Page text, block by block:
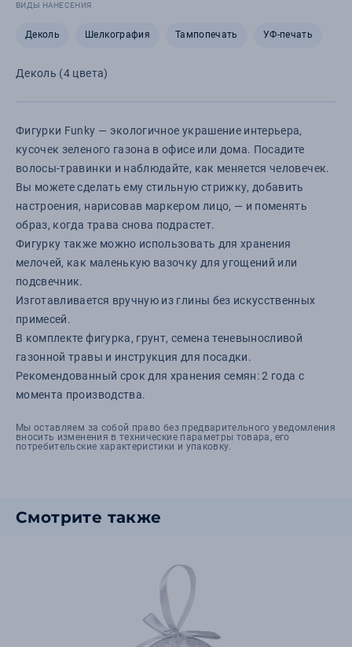
ВИДЫ НАНЕСЕНИЯ
Деколь Шелкография Тампопечать УФ-печать
Деколь (4 цвета)
Фигурки Funky — экологичное украшение интерьера,
кусочек зеленого газона в офисе или дома. Посадите
волосы-травинки и наблюдайте, как меняется человечек.
Вы можете сделать ему стильную стрижку, добавить
настроения, нарисовав маркером лицо, — и поменять
образ, когда трава снова подрастет.
Фигурку также можно использовать для хранения
мелочей, как маленькую вазочку для угощений или
подсвечник.
Изготавливается вручную из глины без искусственных
примесей.
В комплекте фигурка, грунт, семена теневыносливой
газонной травы и инструкция для посадки.
Рекомендованный срок для хранения семян: 2 года с
момента производства.
Мы оставляем за собой право без предварительного уведомления
вносить изменения в технические параметры товара, его
потребительские характеристики и упаковку.
Смотрите также